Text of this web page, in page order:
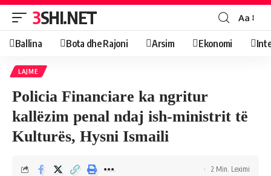
3SHI.NET Aa
Ballina Bota dhe Rajoni Arsim Ekonomi
LAJME
Policia Financiare ka ngritur
kallëzim penal ndaj ish-ministrit të
Kulturës, Hysni Ismaili
2 Min. Leximi